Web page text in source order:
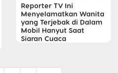
Reporter TV Ini
Menyelamatkan Wanita
yang Terjebak di Dalam
Mobil Hanyut Saat
Siaran Cuaca